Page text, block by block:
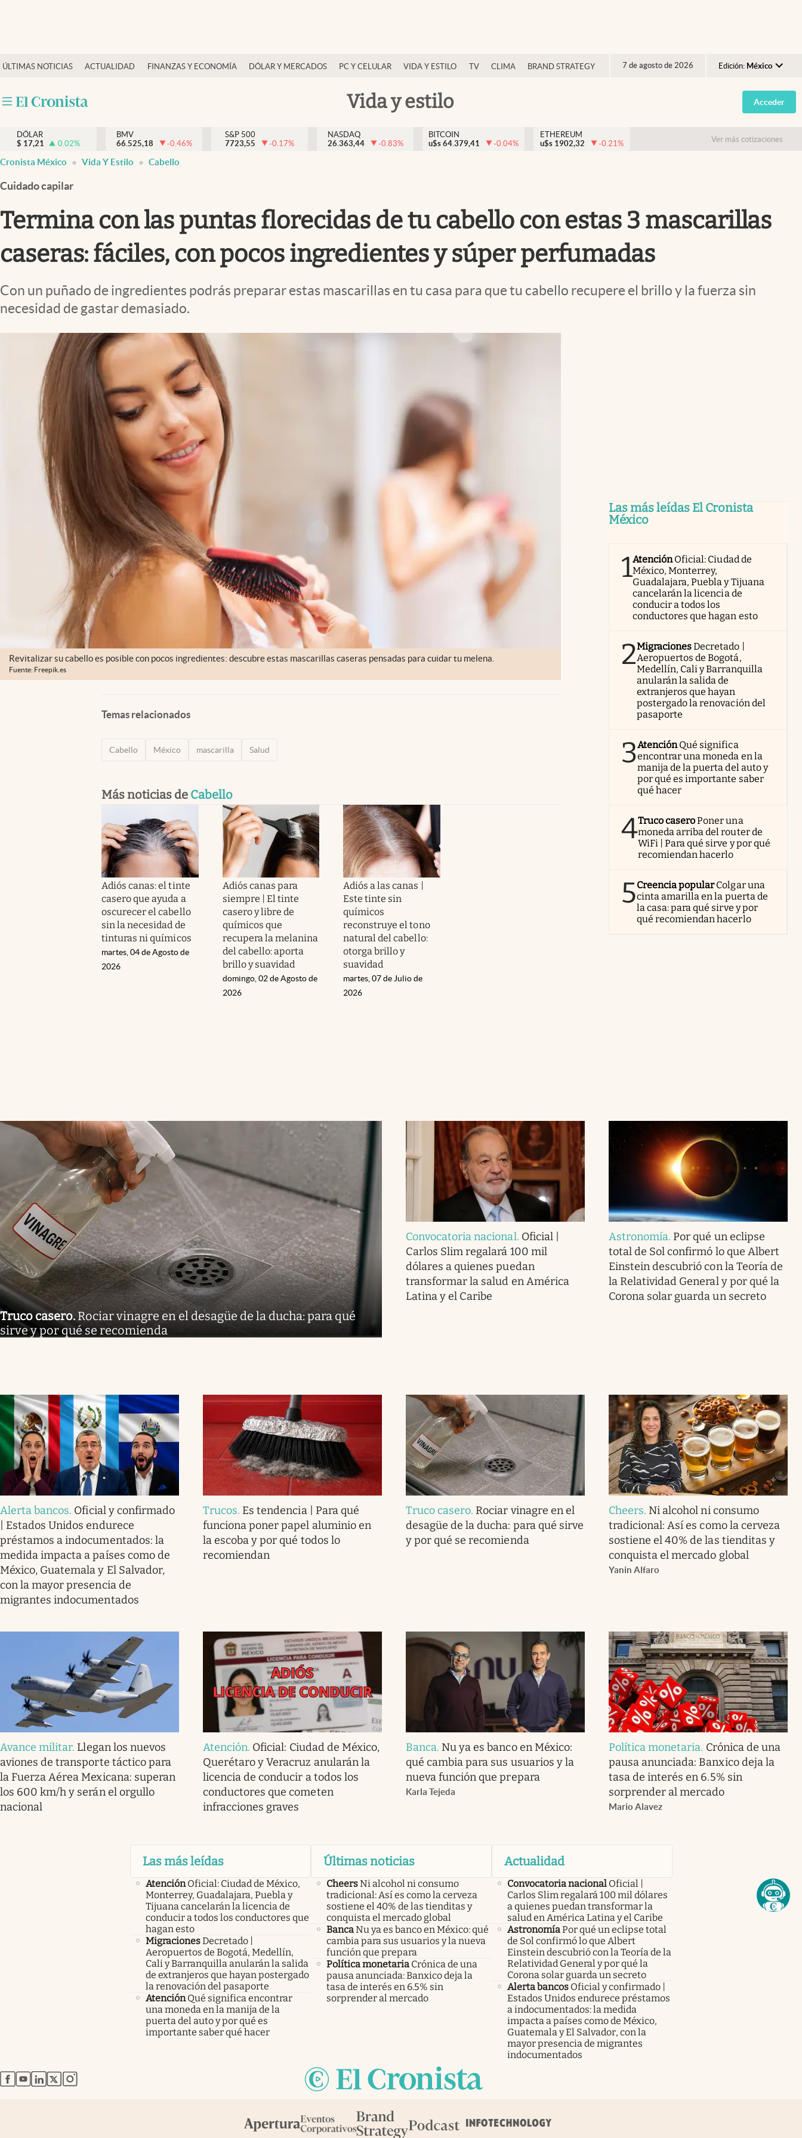
ÚLTIMAS NOTICIAS ACTUALIDAD FINANZAS Y ECONOMÍA DÓLAR Y MERCADOS PC Y CELULAR VIDA Y ESTILO TV CLIMA BRAND STRATEGY 7 de agosto de 2026 Edición: México
Argentina
España
USA
Vida y estilo
Actualidad
Internacionales
Opinión
Brand Strategy
Vida y estilo
Tv
Espiritualidad
abre en nueva pestaña
Acceder
DÓLAR
$ 17,21 0.02%
BMV
66.525,18
-0.46%
S&P 500
7723,55
-0.17%
NASDAQ
26.363,44
-0.83%
BITCOIN
u$s 64.379,41 -0.04%
ETHEREUM
u$s 1902,32 -0.21% Ver más cotizaciones
Cronista México Vida Y Estilo Cabello
Cuidado capilar
Termina con las puntas florecidas de tu cabello con estas 3 mascarillas
caseras: fáciles, con pocos ingredientes y súper perfumadas
Con un puñado de ingredientes podrás preparar estas mascarillas en tu casa para que tu cabello recupere el brillo y la fuerza sin
necesidad de gastar demasiado.
Revitalizar su cabello es posible con pocos ingredientes: descubre estas mascarillas caseras pensadas para cuidar tu melena.
Fuente: Freepik.es
Temas relacionados
Cabello México mascarilla Salud
Más noticias de Cabello
Adiós canas: el tinte
casero que ayuda a
oscurecer el cabello
sin la necesidad de
tinturas ni químicos
martes, 04 de Agosto de
2026
Adiós canas para
siempre | El tinte
casero y libre de
químicos que
recupera la melanina
del cabello: aporta
brillo y suavidad
domingo, 02 de Agosto de
2026
Adiós a las canas |
Este tinte sin
químicos
reconstruye el tono
natural del cabello:
otorga brillo y
suavidad
martes, 07 de Julio de
2026
Las más leídas El Cronista
México
1AtenciónOficial: Ciudad de
México, Monterrey,
Guadalajara, Puebla y Tijuana
cancelarán la licencia de
conducir a todos los
conductores que hagan esto
2MigracionesDecretado |
Aeropuertos de Bogotá,
Medellín, Cali y Barranquilla
anularán la salida de
extranjeros que hayan
postergado la renovación del
pasaporte
3AtenciónQué significa
encontrar una moneda en la
manija de la puerta del auto y
por qué es importante saber
qué hacer
4Truco caseroPoner una
moneda arriba del router de
WiFi | Para qué sirve y por qué
recomiendan hacerlo
5Creencia popularColgar una
cinta amarilla en la puerta de
la casa: para qué sirve y por
qué recomiendan hacerlo
Truco casero. Rociar vinagre en el desagüe de la ducha: para qué
sirve y por qué se recomienda
Convocatoria nacional. Oficial |
Carlos Slim regalará 100 mil
dólares a quienes puedan
transformar la salud en América
Latina y el Caribe
Astronomía. Por qué un eclipse
total de Sol confirmó lo que Albert
Einstein descubrió con la Teoría de
la Relatividad General y por qué la
Corona solar guarda un secreto
Alerta bancos. Oficial y confirmado
| Estados Unidos endurece
préstamos a indocumentados: la
medida impacta a países como de
México, Guatemala y El Salvador,
con la mayor presencia de
migrantes indocumentados
Trucos. Es tendencia | Para qué
funciona poner papel aluminio en
la escoba y por qué todos lo
recomiendan
Truco casero. Rociar vinagre en el
desagüe de la ducha: para qué sirve
y por qué se recomienda
Cheers. Ni alcohol ni consumo
tradicional: Así es como la cerveza
sostiene el 40% de las tienditas y
conquista el mercado global
Yanin Alfaro
Avance militar. Llegan los nuevos
aviones de transporte táctico para
la Fuerza Aérea Mexicana: superan
los 600 km/h y serán el orgullo
nacional
Atención. Oficial: Ciudad de México,
Querétaro y Veracruz anularán la
licencia de conducir a todos los
conductores que cometen
infracciones graves
Banca. Nu ya es banco en México:
qué cambia para sus usuarios y la
nueva función que prepara
Karla Tejeda
Política monetaria. Crónica de una
pausa anunciada: Banxico deja la
tasa de interés en 6.5% sin
sorprender al mercado
Mario Alavez
Las más leídas
Atención Oficial: Ciudad de México,
Monterrey, Guadalajara, Puebla y
Tijuana cancelarán la licencia de
conducir a todos los conductores que
hagan esto
MigracionesDecretado |
Aeropuertos de Bogotá, Medellín,
Cali y Barranquilla anularán la salida
de extranjeros que hayan postergado
la renovación del pasaporte
Atención Qué significa encontrar
una moneda en la manija de la
puerta del auto y por qué es
importante saber qué hacer
Últimas noticias
CheersNi alcohol ni consumo
tradicional: Así es como la cerveza
sostiene el 40% de las tienditas y
conquista el mercado global
BancaNu ya es banco en México: qué
cambia para sus usuarios y la nueva
función que prepara
Política monetaria Crónica de una
pausa anunciada: Banxico deja la
tasa de interés en 6.5% sin
sorprender al mercado
Actualidad
Convocatoria nacional Oficial |
Carlos Slim regalará 100 mil dólares
a quienes puedan transformar la
salud en América Latina y el Caribe
AstronomíaPor qué un eclipse total
de Sol confirmó lo que Albert
Einstein descubrió con la Teoría de la
Relatividad General y por qué la
Corona solar guarda un secreto
Alerta bancos Oficial y confirmado |
Estados Unidos endurece préstamos
a indocumentados: la medida
impacta a países como de México,
Guatemala y El Salvador, con la
mayor presencia de migrantes
indocumentados
abre en nueva pestaña
abre en nueva pestaña
abre en nueva pestaña
abre en nueva pestaña
abre en nueva pestaña